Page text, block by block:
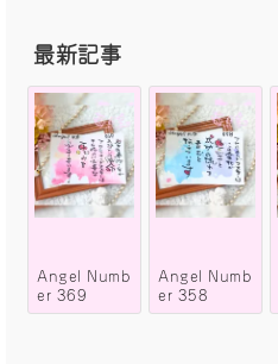
最新記事
Angel Numb
er 369
Angel Numb
er 358